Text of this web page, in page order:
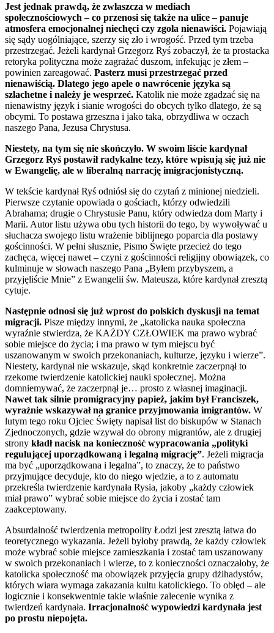
Jest jednak prawdą, że zwłaszcza w mediach
społecznościowych – co przenosi się także na ulice – panuje
atmosfera emocjonalnej niechęci czy zgoła nienawiści. Pojawiają
się sądy uogólniające, szerzy się zło i wrogość. Przed tym trzeba
przestrzegać. Jeżeli kardynał Grzegorz Ryś zobaczył, że ta prostacka
retoryka polityczna może zagrażać duszom, infekując je złem –
powinien zareagować. Pasterz musi przestrzegać przed
nienawiścią. Dlatego jego apele o nawrócenie języka są
szlachetne i należy je wesprzeć. Katolik nie może zgadzać się na
nienawistny język i sianie wrogości do obcych tylko dlatego, że są
obcymi. To postawa grzeszna i jako taka, obrzydliwa w oczach
naszego Pana, Jezusa Chrystusa.
Niestety, na tym się nie skończyło. W swoim liście kardynał
Grzegorz Ryś postawił radykalne tezy, które wpisują się już nie
w Ewangelię, ale w liberalną narrację imigracjonistyczną.
W tekście kardynał Ryś odniósł się do czytań z minionej niedzieli.
Pierwsze czytanie opowiada o gościach, którzy odwiedzili
Abrahama; drugie o Chrystusie Panu, który odwiedza dom Marty i
Marii. Autor listu używa obu tych historii do tego, by wywoływać u
słuchacza swojego listu wrażenie biblijnego poparcia dla postawy
gościnności. W pełni słusznie, Pismo Święte przecież do tego
zachęca, więcej nawet – czyni z gościnności religijny obowiązek, co
kulminuje w słowach naszego Pana „Byłem przybyszem, a
przyjęliście Mnie” z Ewangelii św. Mateusza, które kardynał zresztą
cytuje.
Następnie odnosi się już wprost do polskich dyskusji na temat
migracji. Pisze między innymi, że „katolicka nauka społeczna
wyraźnie stwierdza, że KAŻDY CZŁOWIEK ma prawo wybrać
sobie miejsce do życia; i ma prawo w tym miejscu być
uszanowanym w swoich przekonaniach, kulturze, języku i wierze”.
Niestety, kardynał nie wskazuje, skąd konkretnie zaczerpnął to
rzekome twierdzenie katolickiej nauki społecznej. Można
domniemywać, że zaczerpnął je… prosto z własnej imaginacji.
Nawet tak silnie promigracyjny papież, jakim był Franciszek,
wyraźnie wskazywał na granice przyjmowania imigrantów. W
lutym tego roku Ojciec Święty napisał list do biskupów w Stanach
Zjednoczonych, gdzie wzywał do obrony migrantów, ale z drugiej
strony kładł nacisk na konieczność wypracowania „polityki
regulującej uporządkowaną i legalną migrację”. Jeżeli migracja
ma być „uporządkowana i legalna”, to znaczy, że to państwo
przyjmujące decyduje, kto do niego wjedzie, a to z automatu
przekreśla twierdzenie kardynała Rysia, jakoby „każdy człowiek
miał prawo” wybrać sobie miejsce do życia i zostać tam
zaakceptowany.
Absurdalność twierdzenia metropolity Łodzi jest zresztą łatwa do
teoretycznego wykazania. Jeżeli byłoby prawdą, że każdy człowiek
może wybrać sobie miejsce zamieszkania i zostać tam uszanowany
w swoich przekonaniach i wierze, to z konieczności oznaczałoby, że
katolicka społeczność ma obowiązek przyjęcia grupy dżihadystów,
których wiara wymaga zakazania kultu katolickiego. To obłęd – ale
logicznie i konsekwentnie takie właśnie zalecenie wynika z
twierdzeń kardynała. Irracjonalność wypowiedzi kardynała jest
po prostu niepojęta.